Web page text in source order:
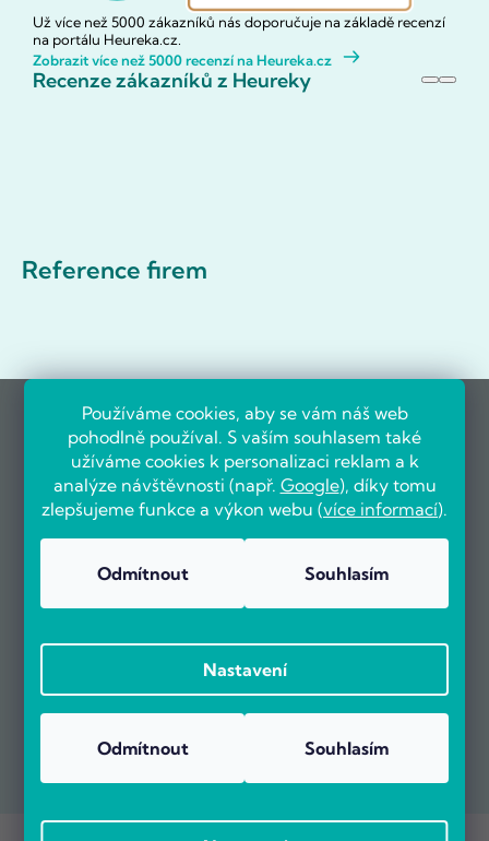
Používáme cookies, aby se vám náš web
pohodlně používal. S vaším souhlasem také
užíváme cookies k personalizaci reklam a k
analýze návštěvnosti (např. Google), díky tomu
zlepšujeme funkce a výkon webu (více informací).
Odmítnout Souhlasím
Nastavení
Odmítnout Souhlasím
Už více než 5000 zákazníků nás doporučuje na základě recenzí
na portálu Heureka.cz.
Zobrazit více než 5000 recenzí na Heureka.cz
Recenze zákazníků z Heureky
Reference firem